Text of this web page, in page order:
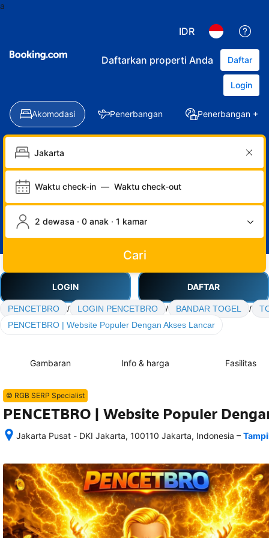
a
IDR
Daftarkan properti Anda Daftar
Login
Akomodasi Penerbangan Penerbangan +
Waktu check-in — Waktu check-out
2 dewasa · 0 anak · 1 kamar
Cari
LOGIN DAFTAR
PENCETBRO / LOGIN PENCETBRO / BANDAR TOGEL /
PENCETBRO | Website Populer Dengan Akses Lancar
Gambaran Info & harga Fasilitas
© RGB SERP Specialist
PENCETBRO | Website Populer
Jakarta Pusat - DKI Jakarta, 100110 Jakarta, Indonesia
semua
rincian
akomodasi
termasuk
nomor
telepon
–